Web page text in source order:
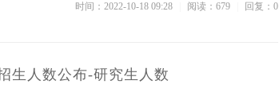
时间：2022-10-18 09:28 阅读：679 回复：0
生人数公布-研究生人数